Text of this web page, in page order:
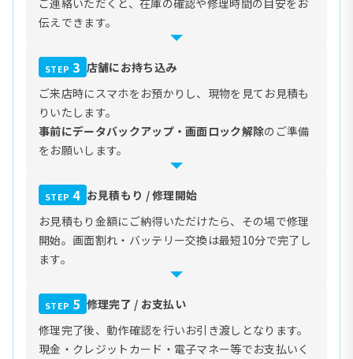
ご連絡いただくと、在庫の確認や修理時間の目安をお
伝えできます。
STEP 3 店舗にお持ち込み
ご来店時にスマホをお預かりし、現物を見てお見積も
りいたします。
事前にデータバックアップ・画面ロック解除のご準備
をお願いします。
STEP 4 お見積もり / 修理開始
お見積もり金額にご納得いただけたら、その場で修理
開始。画面割れ・バッテリー交換は最短10分で完了し
ます。
STEP 5 修理完了 / お支払い
修理完了後、動作確認を行いお引き渡しとなります。
現金・クレジットカード・電子マネー等でお支払いく